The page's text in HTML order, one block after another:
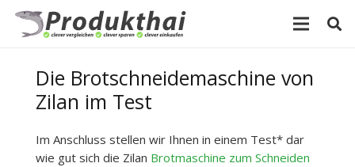
Die Brotschneidemaschine von
Zilan im Test
Im Anschluss stellen wir Ihnen in einem Test* dar
wie gut sich die Zilan Brotmaschine zum Schneiden